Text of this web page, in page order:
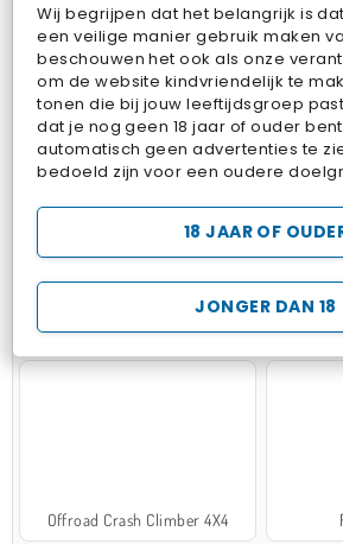
Wij begrijpen dat het belangrijk is
een veilige manier gebruik maken
beschouwen het ook als onze
om de website kindvriendelijk te
tonen die bij jouw leeftijdsgroep
dat je nog geen 18 jaar of ouder
automatisch geen advertenties te
bedoeld zijn voor een oudere
JONGER DAN 18
18 JAAR OF
Pop Fruit
Hospital Surgeon Doctor Game
Offroad Crash Climber 4X4